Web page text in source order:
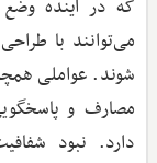
که در آینده
می‌توانند با
شوند. عواملی
مصارف و
دارد. نبود